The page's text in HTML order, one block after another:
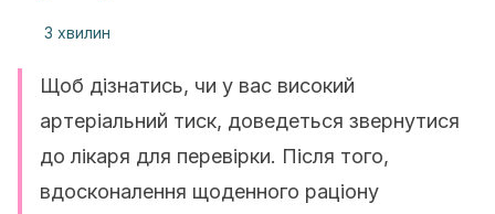
3 хвилин
Щоб дізнатись, чи у вас високий
артеріальний тиск, доведеться звернутися
до лікаря для перевірки. Після того,
вдосконалення щоденного раціону